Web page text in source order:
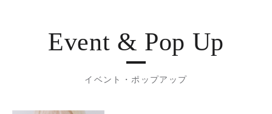
Event & Pop Up
イベント・ポップアップ